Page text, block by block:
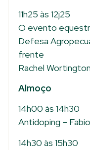
11h25 às 12j25
O evento
Defesa
frente
Rachel Wortington
Almoço
14h00 às 14h30
Antidoping –
14h30 às 15h30